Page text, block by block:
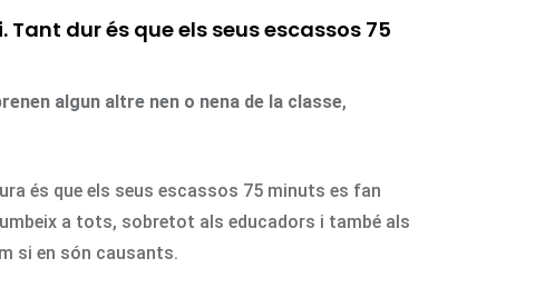
dur és que els seus escassos 75
algun altre nen o nena de la classe,
és que els seus escassos 75 minuts es fan
a tots, sobretot als educadors i també als
si en són causants.